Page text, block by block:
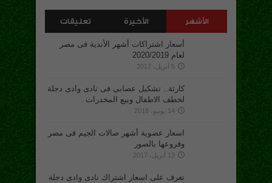
الأشهر الأخيرة تعليقات
أسعار اشتراكات أشهر الأندية فى مصر
لعام 2020/2019
5 أبريل، 2017
كارثة.. تشكيل عصابى فى نادى وادى دجلة
لخطف الاطفال وبيع المخدرات
14 يونيو، 2018
اسعار عضوية أشهر صالات الجيم فى مصر
وفروعها بالصور
13 أبريل، 2017
تعرف على اسعار اشتراك نادى وادى دجلة